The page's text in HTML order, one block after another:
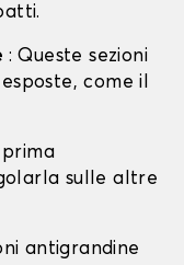
: Queste sezioni
come il
prima
sulle altre
antigrandine